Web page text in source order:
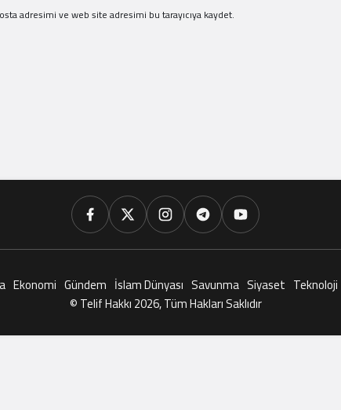
adresimi ve web site adresimi bu tarayıcıya kaydet.
Ekonomi Gündem İslam Dünyası Savunma Siyaset Teknoloji
© Telif Hakkı 2026, Tüm Hakları Saklıdır